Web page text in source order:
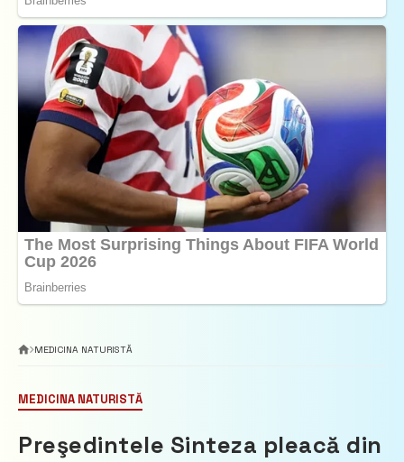
MEDICINA NATURISTĂ
MEDICINA NATURISTĂ
Preşedintele Sinteza pleacă din